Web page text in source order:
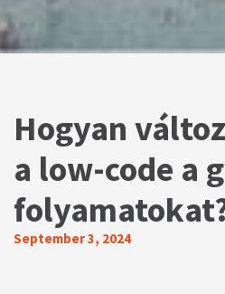
Hogyan
a low-code a
September 3, 2024